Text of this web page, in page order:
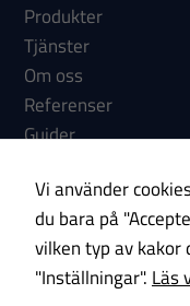
Produkter
Tjänster
Om oss
Referenser
Guider
Kontakt
Prenumerera på
Vi använder
du bara på
vilken typ av kakor
"Inställningar". Läs